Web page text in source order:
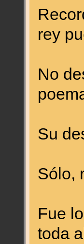
rey
No
Su
Sólo,
Fue
toda